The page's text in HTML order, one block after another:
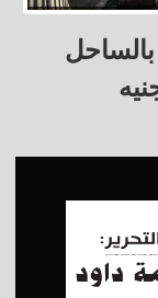
4 محطات بالساحل